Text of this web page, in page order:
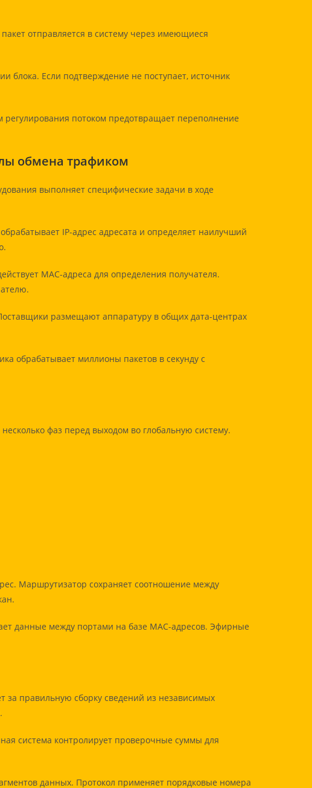
отправляется в систему через имеющиеся
блока. Если подтверждение не поступает, источник
регулирования потоком предотвращает переполнение
обмена трафиком
выполняет специфические задачи в ходе
IP-адрес адресата и определяет наилучший
MAC-адреса для определения получателя.
размещают аппаратуру в общих дата-центрах
обрабатывает миллионы пакетов в секунду с
фаз перед выходом во глобальную систему.
Маршрутизатор сохраняет соотношение между
данные между портами на базе MAC-адресов. Эфирные
за правильную сборку сведений из независимых
система контролирует проверочные суммы для
данных. Протокол применяет порядковые номера